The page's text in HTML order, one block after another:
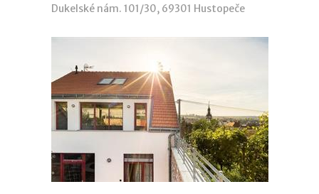
Dukelské nám. 101/30, 69301 Hustopeče